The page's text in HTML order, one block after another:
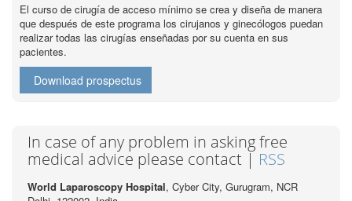
El curso de cirugía de acceso mínimo se crea y diseña de manera
que después de este programa los cirujanos y ginecólogos puedan
realizar todas las cirugías enseñadas por su cuenta en sus
pacientes.
Download prospectus
In case of any problem in asking free
medical advice please contact | RSS
World Laparoscopy Hospital, Cyber City, Gurugram, NCR